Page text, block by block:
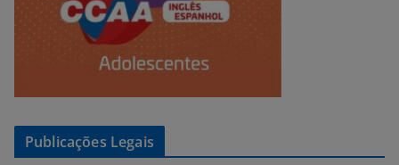
Publicações Legais